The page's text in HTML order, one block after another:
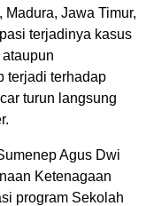
Jawa Timur,
terjadinya kasus
terjadi terhadap
turun langsung
Agus Dwi
Ketenagaan
program Sekolah